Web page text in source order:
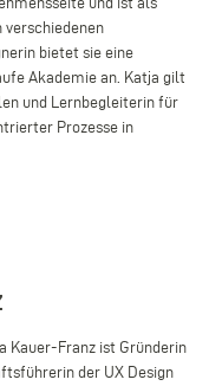
verschiedenen
bietet sie eine
Akademie an. Katja gilt
und Lernbegleiterin für
Prozesse in
Kauer-Franz ist Gründerin
der UX Design